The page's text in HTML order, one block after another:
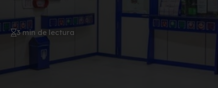
3 min de lectura